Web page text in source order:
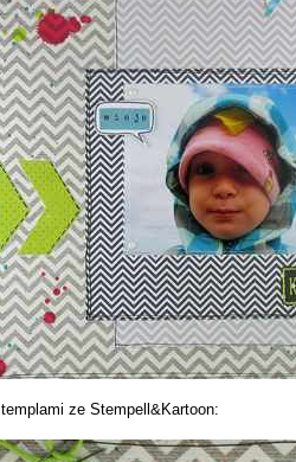
ze Stempell&Kartoon: